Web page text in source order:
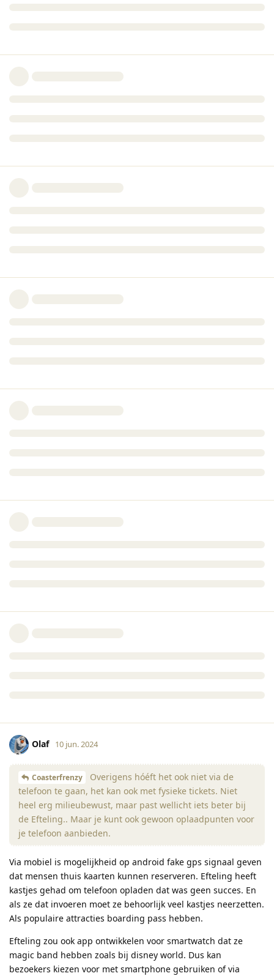
Olaf 10 jun. 2024
Coasterfrenzy
Overigens hóéft het ook niet via de
telefoon te gaan, het kan ook met fysieke tickets. Niet
heel erg milieubewust, maar past wellicht iets beter bij
de Efteling.. Maar je kunt ook gewoon oplaadpunten voor
je telefoon aanbieden.
Via mobiel is mogelijkheid op android fake gps signaal geven
dat mensen thuis kaarten kunnen reserveren. Efteling heeft
kastjes gehad om telefoon opladen dat was geen succes. En
als ze dat invoeren moet ze behoorlijk veel kastjes neerzetten.
Als populaire attracties boarding pass hebben.
Efteling zou ook app ontwikkelen voor smartwatch dat ze
magic band hebben zoals bij disney world. Dus kan
bezoekers kiezen voor met smartphone gebruiken of via